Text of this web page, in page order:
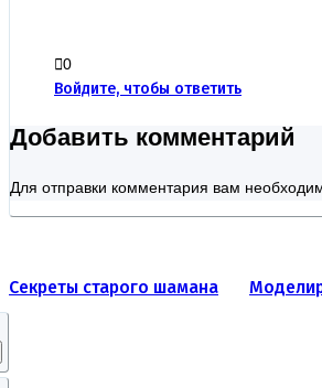
0
Войдите, чтобы ответить
Добавить комментарий
Для отправки комментария вам
Секреты старого шамана